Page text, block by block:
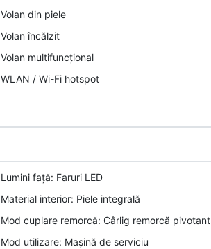
Volan din piele
Volan încălzit
Volan multifuncțional
WLAN / Wi-Fi hotspot
Lumini față: Faruri LED
Material interior: Piele integrală
Mod cuplare remorcă: Cârlig remorcă pivotant
Mod utilizare: Mașină de serviciu